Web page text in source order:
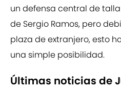
un defensa central de
de Sergio Ramos, pero
plaza de extranjero, esto
una simple posibilidad.
Últimas noticias de